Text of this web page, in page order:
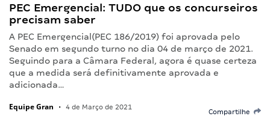
PEC Emergencial: TUDO que os concurseiros
precisam saber
A PEC Emergencial(PEC 186/2019) foi aprovada pelo
Senado em segundo turno no dia 04 de março de 2021.
Seguindo para a Câmara Federal, agora é quase certeza
que a medida será definitivamente aprovada e
adicionada…
Equipe Gran • 4 de Março de 2021
Compartilhe